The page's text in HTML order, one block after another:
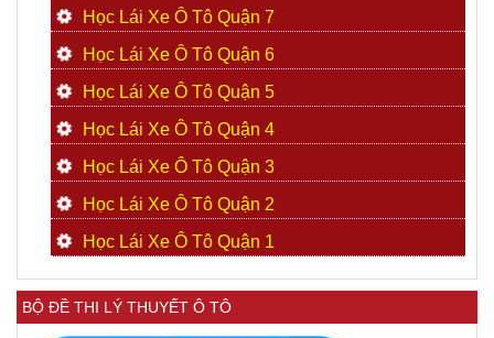
Học Lái Xe Ô Tô Quận 7
Học Lái Xe Ô Tô Quận 6
Học Lái Xe Ô Tô Quận 5
Học Lái Xe Ô Tô Quận 4
Học Lái Xe Ô Tô Quận 3
Học Lái Xe Ô Tô Quận 2
Học Lái Xe Ô Tô Quận 1
BỘ ĐỀ THI LÝ THUYẾT Ô TÔ